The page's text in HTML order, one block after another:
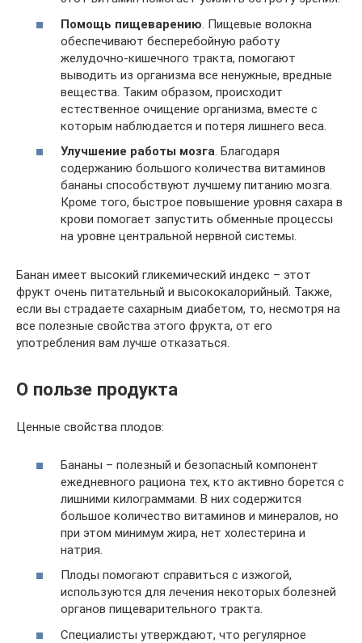
Помощь пищеварению. Пищевые волокна
обеспечивают бесперебойную работу
желудочно-кишечного тракта, помогают
выводить из организма все ненужные, вредные
вещества. Таким образом, происходит
естественное очищение организма, вместе с
которым наблюдается и потеря лишнего веса.
Улучшение работы мозга. Благодаря
содержанию большого количества витаминов
бананы способствуют лучшему питанию мозга.
Кроме того, быстрое повышение уровня сахара в
крови помогает запустить обменные процессы
на уровне центральной нервной системы.
Банан имеет высокий гликемический индекс – этот
фрукт очень питательный и высококалорийный. Также,
если вы страдаете сахарным диабетом, то, несмотря на
все полезные свойства этого фрукта, от его
употребления вам лучше отказаться.
О пользе продукта
Ценные свойства плодов:
Бананы – полезный и безопасный компонент
ежедневного рациона тех, кто активно борется с
лишними килограммами. В них содержится
большое количество витаминов и минералов, но
при этом минимум жира, нет холестерина и
натрия.
Плоды помогают справиться с изжогой,
используются для лечения некоторых болезней
органов пищеварительного тракта.
Специалисты утверждают, что регулярное